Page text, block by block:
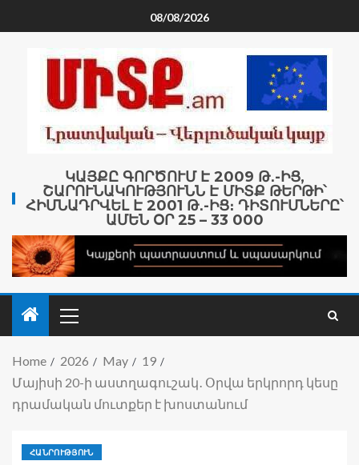
08/08/2026
ԿԱՅՔԸ ԳՈՐԾՈՒՄ Է 2009 Թ․-ԻՑ,
ՇԱՐՈՒՆԱԿՈՒԹՅՈՒՆՆ Է ՄԻՏՔ ԹԵՐԹԻ՝
ՀԻՄՆԱԴՐՎԵԼ Է 2001 Թ․-ԻՑ։ ԴԻՏՈՒՄՆԵՐԸ՝
ԱՄԵՆ ՕՐ 25 – 33 000
Home 2026 May
19
Մայիսի 20-ի աստղագուշակ․ Օրվա երկրորդ կեսը
դրամական մուտքեր է խոստանում
ՀԱՆՐՈՒԹՅՈՒՆ